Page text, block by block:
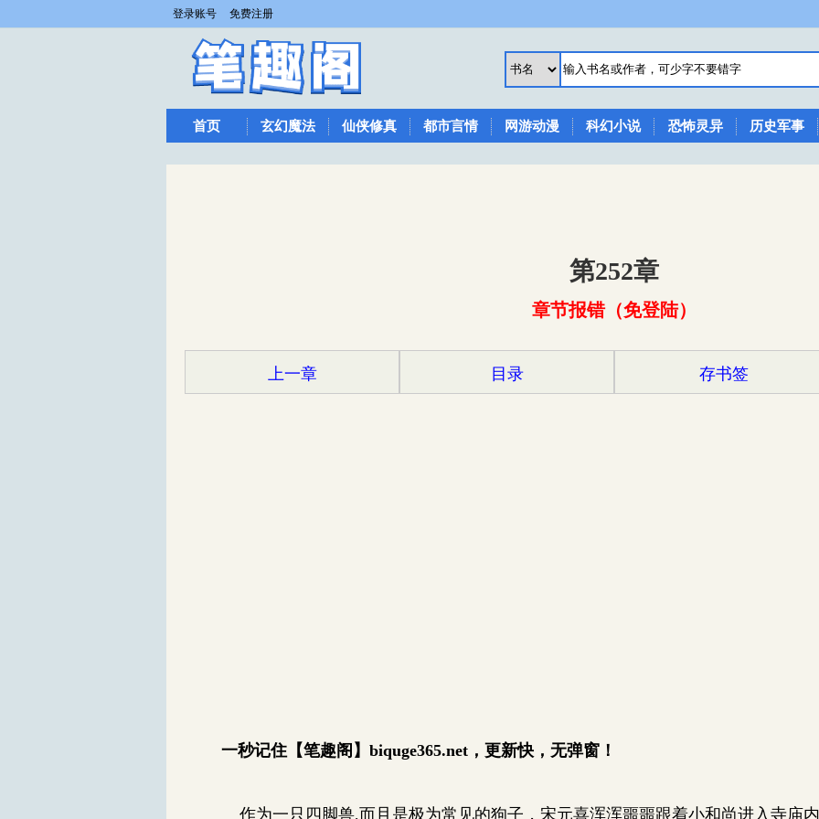
登录账号 免费注册
首页 玄幻魔法 仙侠修真 都市言情 网游动漫 科幻小说 恐怖灵异 历史军事
第252章
章节报错（免登陆）
上一章 目录 存书签
一秒记住【笔趣阁】biquge365.net，更新快，无弹窗！
作为一只四脚兽,而且是极为常见的狗子，宋元喜浑浑噩噩跟着小和尚进入寺庙